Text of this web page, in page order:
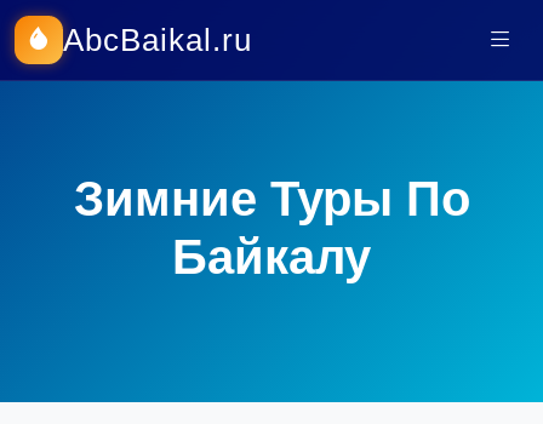
AbcBaikal.ru
Зимние Туры По
Байкалу